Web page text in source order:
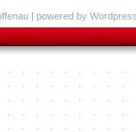
| powered by